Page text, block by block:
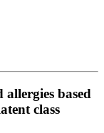
based
class